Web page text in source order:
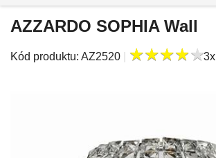
AZZARDO SOPHIA Wall
Kód produktu: AZ2520 ★★★★★
★★★★★3x